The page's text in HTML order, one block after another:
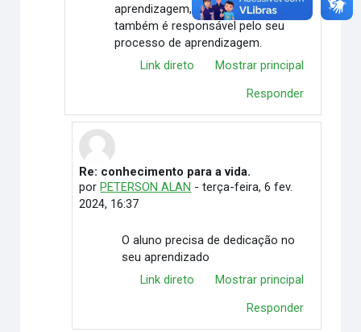
aprendizagem, visto que o aluno
também é responsável pelo seu
processo de aprendizagem.
Link direto
Mostrar principal
Responder
Em resposta à Marcela Regina Stein dos Santos
Re: conhecimento para a vida.
por PETERSON ALAN -terça-feira, 6 fev.
2024, 16:37
O aluno precisa de dedicação no
seu aprendizado
Link direto
Mostrar principal
Responder